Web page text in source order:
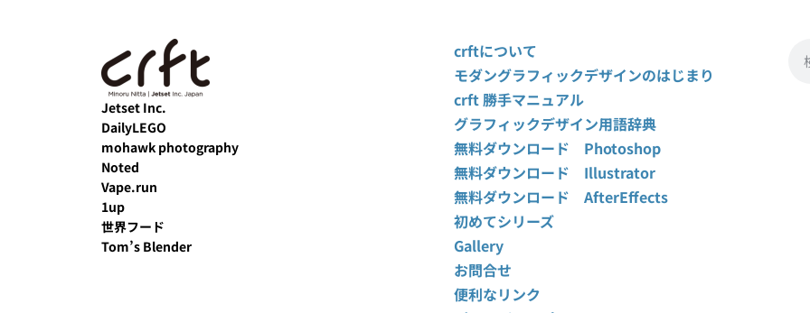
Jetset Inc.
DailyLEGO
mohawk photography
Noted
Vape.run
1up
世界フード
Tom’s Blender
crftについて
モダングラフィックデザインのはじまり
crft 勝手マニュアル
グラフィックデザイン用語辞典
無料ダウンロード Photoshop
無料ダウンロード Illustrator
無料ダウンロード AfterEffects
初めてシリーズ
Gallery
お問合せ
便利なリンク